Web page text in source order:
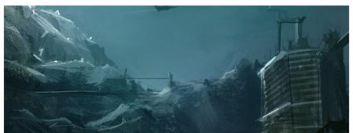
où
le
rôliste
?